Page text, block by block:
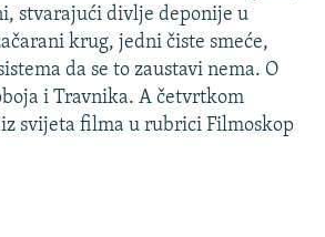
stvarajući divlje deponije u
krug, jedni čiste smeće,
da se to zaustavi nema. O
i Travnika. A četvrtkom
svijeta filma u rubrici Filmoskop